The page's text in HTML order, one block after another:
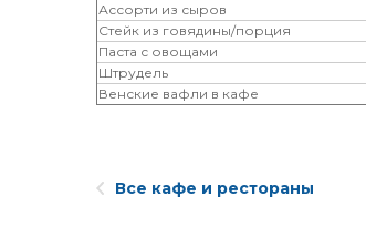
Ассорти из сыров
Стейк из говядины/порция
Паста с овощами
Штрудель
Венские вафли в кафе
Все кафе и рестораны